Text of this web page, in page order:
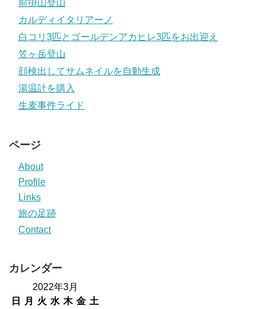
前掛山登山
カルディイタリアーノ
白コリ3匹とゴールデンアカヒレ3匹をお出迎え
笠ヶ岳登山
顔検出してサムネイルを自動生成
湯温計を購入
生麦事件ライド
ページ
About
Profile
Links
旅の足跡
Contact
カレンダー
2022年3月
日
月 火 水 木 金 土